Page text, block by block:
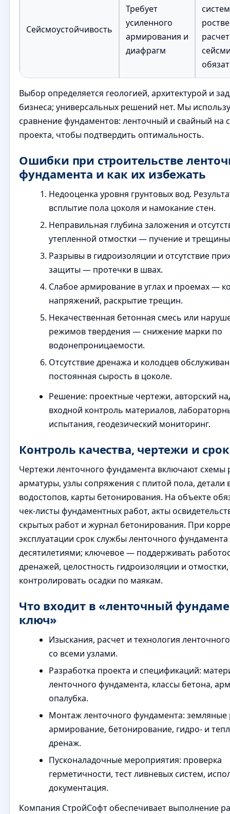
Сейсмоустойчивость
Требует
усиленного
армирования и
диафрагм
Выбор определяется геологией, архитектурой и
бизнеса; универсальных решений нет. Мы
сравнение фундаментов: ленточный и свайный на
проекта, чтобы подтвердить оптимальность.
Ошибки при строительстве
фундамента и как их избежать
Недооценка уровня грунтовых вод.
всплытие пола цоколя и намокание стен.
Неправильная глубина заложения и
утепленной отмостки — пучение и
Разрывы в гидроизоляции и отсутствие
защиты — протечки в швах.
Слабое армирование в углах и проемах —
напряжений, раскрытие трещин.
Некачественная бетонная смесь или
режимов твердения — снижение марки по
водонепроницаемости.
Отсутствие дренажа и колодцев
постоянная сырость в цоколе.
Решение: проектные чертежи, авторский
входной контроль материалов,
испытания, геодезический мониторинг.
Контроль качества, чертежи и
Чертежи ленточного фундамента включают схемы
арматуры, узлы сопряжения с плитой пола, детали
водостопов, карты бетонирования. На объекте
чек-листы фундаментных работ, акты
скрытых работ и журнал бетонирования. При
эксплуатации срок службы ленточного фундамента
десятилетиями; ключевое — поддерживать
дренажей, целостность гидроизоляции и отмостки,
контролировать осадки по маякам.
Что входит в «ленточный
ключ»
Изыскания, расчет и технология
со всеми узлами.
Разработка проекта и спецификаций:
ленточного фундамента, классы бетона,
опалубка.
Монтаж ленточного фундамента: земляные
армирование, бетонирование, гидро- и
дренаж.
Пусконаладочные мероприятия: проверка
герметичности, тест ливневых систем,
документация.
Компания СтройСофт обеспечивает выполнение